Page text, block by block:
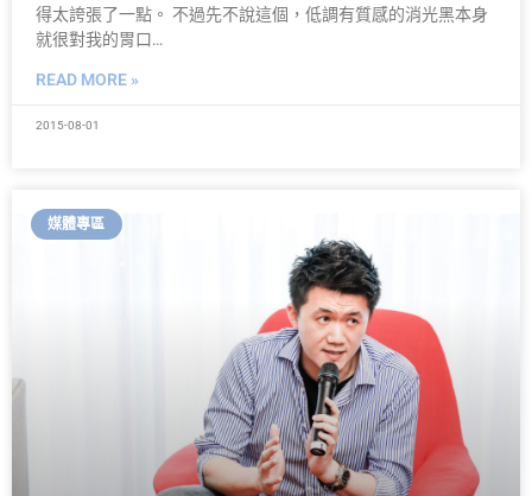
得太誇張了一點。 不過先不說這個，低調有質感的消光黑本身
就很對我的胃口…
READ MORE »
2015-08-01
媒體專區